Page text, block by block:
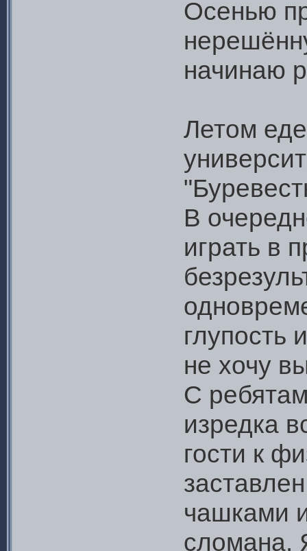
Осенью
начинаю
Летом
В
играть в
глупость
не хочу
С
изредка
гости к
чашками
сломана.